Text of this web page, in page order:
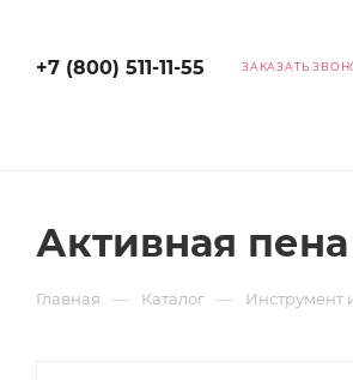
+7 (800) 511-11-55 ЗАКАЗАТЬ
Активная пена
Главная — Каталог — Инструмент